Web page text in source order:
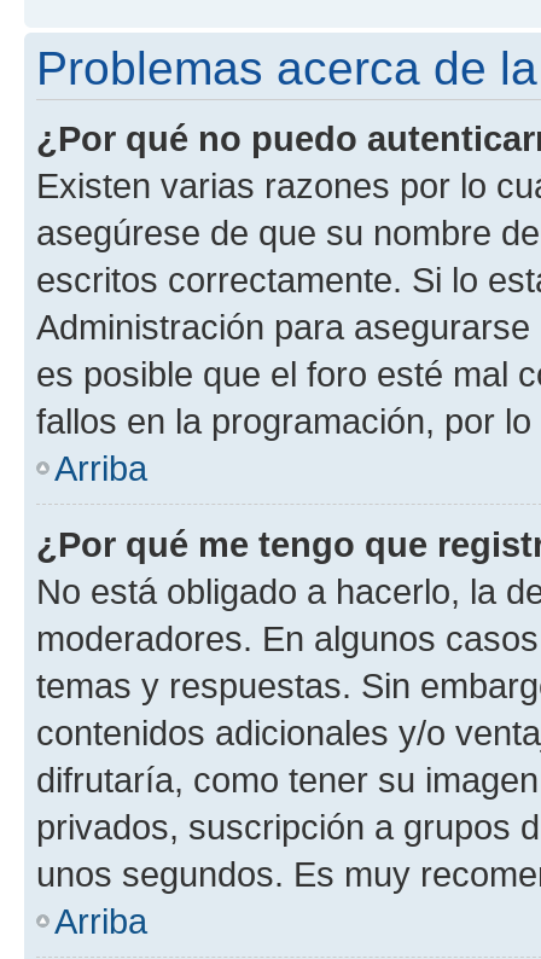
Problemas acerca de
¿Por qué no puedo
Existen varias razones por lo
asegúrese de que su nombre
escritos correctamente. Si lo
Administración para
es posible que el foro esté mal
fallos en la programación, por
Arriba
¿Por qué me tengo que
No está obligado a hacerlo, la
moderadores. En algunos
temas y respuestas. Sin
contenidos adicionales y/o
difrutaría, como tener su
privados, suscripción a grupos
unos segundos. Es muy
Arriba